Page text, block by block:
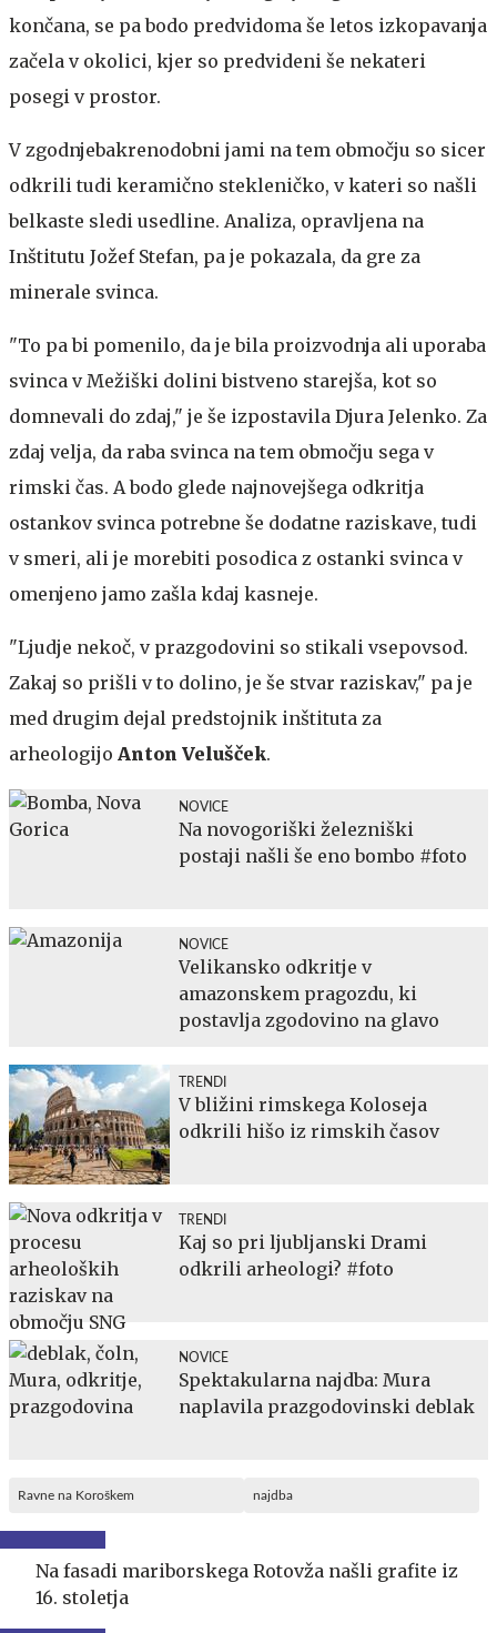
končana, se pa bodo predvidoma še letos izkopavanja
začela v okolici, kjer so predvideni še nekateri
posegi v prostor.
V zgodnjebakrenodobni jami na tem območju so sicer
odkrili tudi keramično stekleničko, v kateri so našli
belkaste sledi usedline. Analiza, opravljena na
Inštitutu Jožef Stefan, pa je pokazala, da gre za
minerale svinca.
"To pa bi pomenilo, da je bila proizvodnja ali uporaba
svinca v Mežiški dolini bistveno starejša, kot so
domnevali do zdaj," je še izpostavila Djura Jelenko. Za
zdaj velja, da raba svinca na tem območju sega v
rimski čas. A bodo glede najnovejšega odkritja
ostankov svinca potrebne še dodatne raziskave, tudi
v smeri, ali je morebiti posodica z ostanki svinca v
omenjeno jamo zašla kdaj kasneje.
"Ljudje nekoč, v prazgodovini so stikali vsepovsod.
Zakaj so prišli v to dolino, je še stvar raziskav," pa je
med drugim dejal predstojnik inštituta za
arheologijo Anton Velušček.
NOVICE
Na novogoriški železniški
postaji našli še eno bombo #foto
NOVICE
Velikansko odkritje v
amazonskem pragozdu, ki
postavlja zgodovino na glavo
TRENDI
V bližini rimskega Koloseja
odkrili hišo iz rimskih časov
TRENDI
Kaj so pri ljubljanski Drami
odkrili arheologi? #foto
NOVICE
Spektakularna najdba: Mura
naplavila prazgodovinski deblak
Ravne na Koroškem najdba
Na fasadi mariborskega Rotovža našli grafite iz
16. stoletja